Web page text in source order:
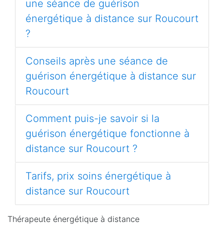
une séance de guérison
énergétique à distance sur Roucourt
?
Conseils après une séance de
guérison énergétique à distance sur
Roucourt
Comment puis-je savoir si la
guérison énergétique fonctionne à
distance sur Roucourt ?
Tarifs, prix soins énergétique à
distance sur Roucourt
Thérapeute énergétique à distance